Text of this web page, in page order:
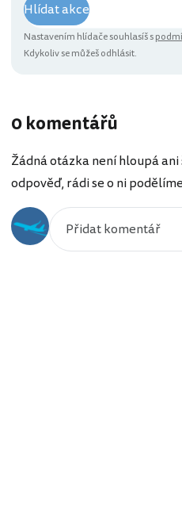
Hlídat akce
Nastavením hlídače souhlasíš s
Kdykoliv se můžeš odhlásit.
0 komentářů
Žádná otázka není hloupá
odpověď, rádi se o ni